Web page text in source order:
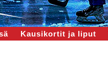
Kausikortit ja liput